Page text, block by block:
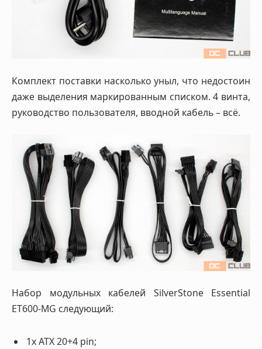
Комплект поставки насколько уныл, что недостоин
даже выделения маркированным списком. 4 винта,
руководство пользователя, вводной кабель – всё.
Набор модульных кабелей SilverStone Essential
ET600-MG следующий:
1x ATX 20+4 pin;